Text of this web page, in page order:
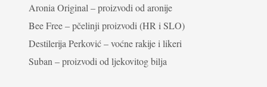
Aronia Original – proizvodi od aronije
Bee Free – pčelinji proizvodi (HR i SLO)
Destilerija Perković – voćne rakije i likeri
Suban – proizvodi od ljekovitog bilja